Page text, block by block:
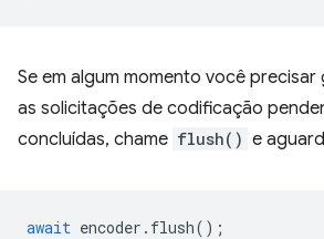
Se em algum momento você
as solicitações de codificação
concluídas, chame flush() e
await encoder . flush();